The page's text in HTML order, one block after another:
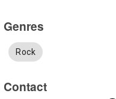
Genres
Rock
Contact